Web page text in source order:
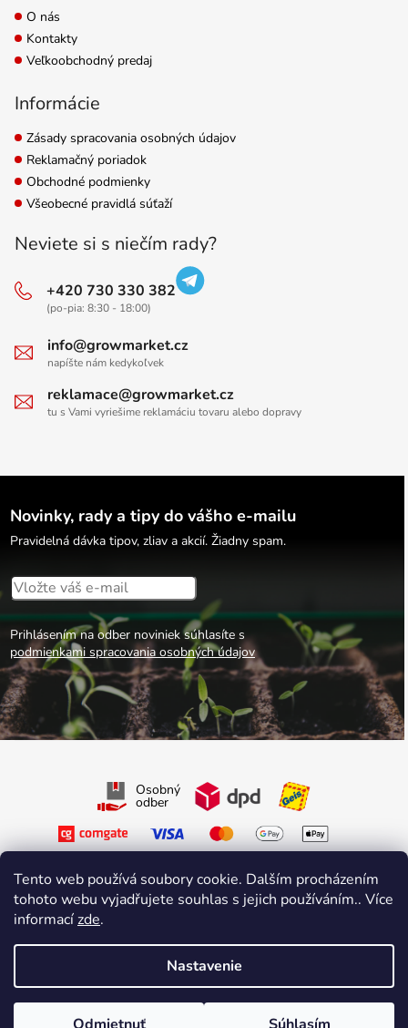
Tento web používá soubory cookie. Dalším procházením
tohoto webu vyjadřujete souhlas s jejich používáním.. Více
informacízde.
Nastavenie
O nás
Kontakty
Veľkoobchodný predaj
Informácie
Zásady spracovania osobných údajov
Reklamačný poriadok
Obchodné podmienky
Všeobecné pravidlá súťaží
Neviete si s niečím rady?
+420 730 330 382
(po-pia: 8:30 - 18:00)
info@growmarket.cz
napíšte nám kedykoľvek
reklamace@growmarket.cz
tu s Vami vyriešime reklamáciu tovaru alebo dopravy
Novinky, rady a tipy do vášho e-mailu
Pravidelná dávka tipov, zliav a akcií. Žiadny spam.
Prihlásením na odber noviniek súhlasíte s
podmienkami spracovania osobných údajov
Osobný
odber
Sledujte nás na Instagrame
Vytvoril Shoptet Premium&sniperdesign.cz
Copyright 2026Growmarket.cz . Všetky práva vyhradené.